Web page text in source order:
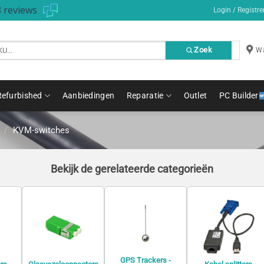
reviews Login /
Zoek
Aanbiedingen Reparatie Outlet PC Builder
/ KVM-switches
Bekijk de gerelateerde categorieën
GPS Trackers -